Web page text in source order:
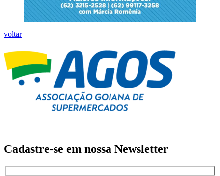
voltar
Cadastre-se em nossa Newsletter